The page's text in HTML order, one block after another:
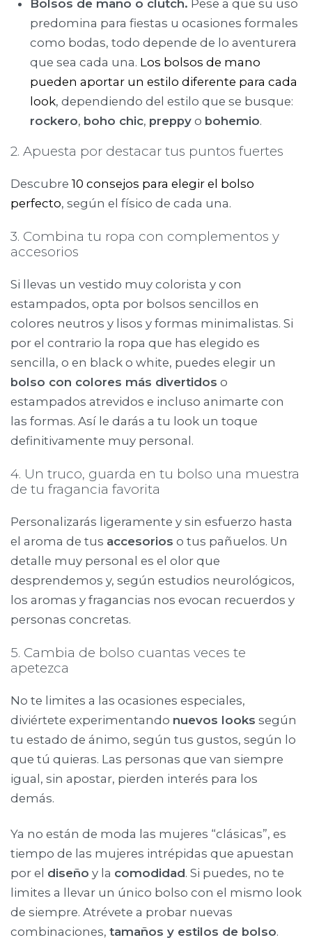
Bolsos de mano o clutch. Pese a que su uso
predomina para fiestas u ocasiones formales
como bodas, todo depende de lo aventurera
que sea cada una. Los bolsos de mano
pueden aportar un estilo diferente para cada
look, dependiendo del estilo que se busque:
rockero, boho chic, preppy o bohemio.
2. Apuesta por destacar tus puntos fuertes
Descubre 10 consejos para elegir el bolso
perfecto, según el físico de cada una.
3. Combina tu ropa con complementos y
accesorios
Si llevas un vestido muy colorista y con
estampados, opta por bolsos sencillos en
colores neutros y lisos y formas minimalistas. Si
por el contrario la ropa que has elegido es
sencilla, o en black o white, puedes elegir un
bolso con colores más divertidos o
estampados atrevidos e incluso animarte con
las formas. Así le darás a tu look un toque
definitivamente muy personal.
4. Un truco, guarda en tu bolso una muestra
de tu fragancia favorita
Personalizarás ligeramente y sin esfuerzo hasta
el aroma de tus accesorios o tus pañuelos. Un
detalle muy personal es el olor que
desprendemos y, según estudios neurológicos,
los aromas y fragancias nos evocan recuerdos y
personas concretas.
5. Cambia de bolso cuantas veces te
apetezca
No te limites a las ocasiones especiales,
diviértete experimentando nuevos looks según
tu estado de ánimo, según tus gustos, según lo
que tú quieras. Las personas que van siempre
igual, sin apostar, pierden interés para los
demás.
Ya no están de moda las mujeres “clásicas”, es
tiempo de las mujeres intrépidas que apuestan
por el diseño y la comodidad. Si puedes, no te
limites a llevar un único bolso con el mismo look
de siempre. Atrévete a probar nuevas
combinaciones, tamaños y estilos de bolso.